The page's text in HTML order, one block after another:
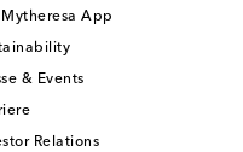
Mytheresa App
& Events
Relations